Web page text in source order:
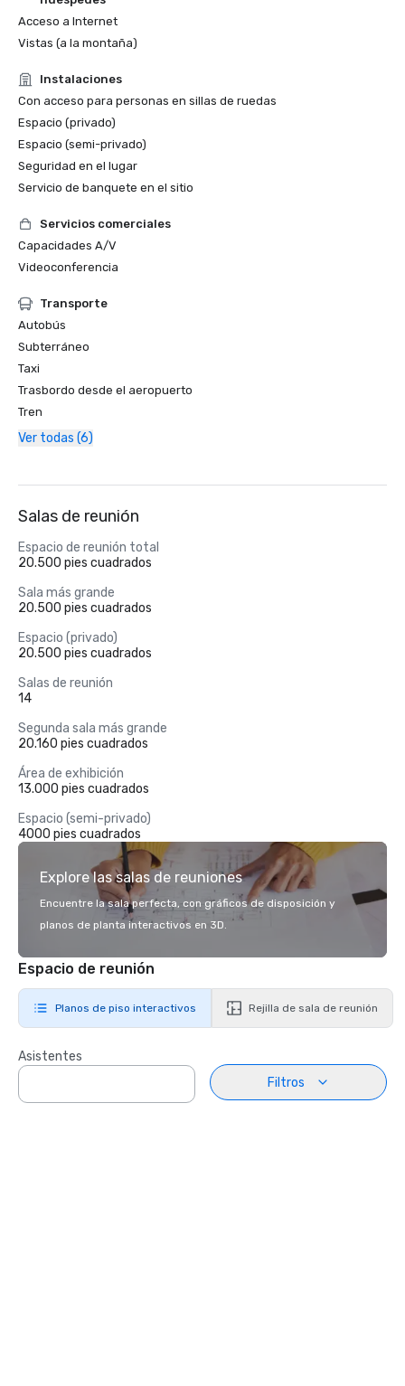
Acceso a Internet
Vistas (a la montaña)
Instalaciones
Con acceso para personas en sillas de ruedas
Espacio (privado)
Espacio (semi-privado)
Seguridad en el lugar
Servicio de banquete en el sitio
Servicios comerciales
Capacidades A/V
Videoconferencia
Transporte
Autobús
Subterráneo
Taxi
Trasbordo desde el aeropuerto
Tren
Ver todas (6)
Salas de reunión
Espacio de reunión total
20.500 pies cuadrados
Sala más grande
20.500 pies cuadrados
Espacio (privado)
20.500 pies cuadrados
Salas de reunión
14
Segunda sala más grande
20.160 pies cuadrados
Área de exhibición
13.000 pies cuadrados
Espacio (semi-privado)
4000 pies cuadrados
Explore las salas de reuniones
Encuentre la sala perfecta, con gráficos de disposición y
planos de planta interactivos en 3D.
Espacio de reunión
Planos de piso interactivos Rejilla de sala de reunión
Asistentes
Filtros